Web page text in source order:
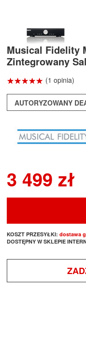
Musical Fidelity
Zintegrowany
☆☆☆☆☆
★★★★★ (1 opinia)
AUTORYZOWANY
3 499 zł
KOSZT PRZESYŁKI: dostawa
DOSTĘPNY W SKLEPIE